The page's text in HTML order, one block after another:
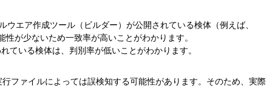
エア作成ツール（ビルダー）が公開されている検体（例えば、
が少ないため一致率が高いことがわかります。
ている検体は、判別率が低いことがわかります。
ファイルによっては誤検知する可能性があります。そのため、実際